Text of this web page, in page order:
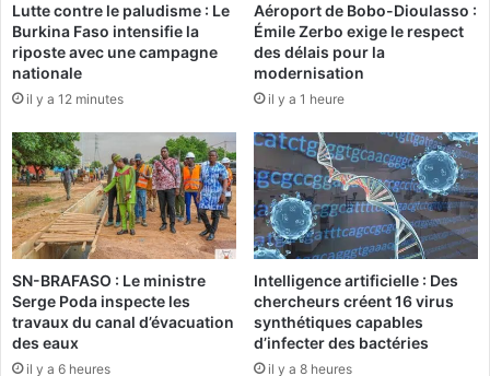
e
e
n
I
n
o
r
m
a
t
i
o
n
e
e
»
:
à
l
r
e
n
c
o
t
r
e
Lutte contre le paludisme : Le
Burkina Faso intensifie la
riposte avec une campagne
nationale
il y a 12 minutes
Aéroport de Bobo-Dioulasso :
Émile Zerbo exige le respect
des délais pour la
modernisation
il y a 1 heure
SN-BRAFASO : Le ministre
Serge Poda inspecte les
travaux du canal d’évacuation
des eaux
il y a 6 heures
Intelligence artificielle : Des
chercheurs créent 16 virus
synthétiques capables
d’infecter des bactéries
il y a 8 heures